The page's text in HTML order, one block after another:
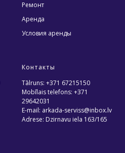
Ремонт
Аренда
Условия аренды
Контакты
Tālruns: +371 67215150
Mobīlais telefons: +371
29642031
E-mail: arkada-serviss@inbox.lv
Adrese: Dzirnavu iela 163/165